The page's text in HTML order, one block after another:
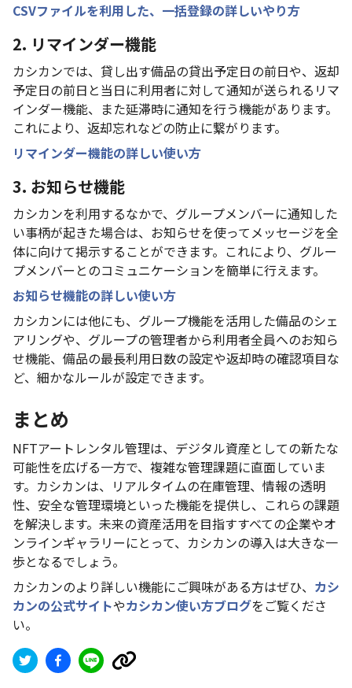
CSVファイルを利用した、一括登録の詳しいやり方
2. リマインダー機能
カシカンでは、貸し出す備品の貸出予定日の前日や、返却
予定日の前日と当日に利用者に対して通知が送られるリマ
インダー機能、また延滞時に通知を行う機能があります。
これにより、返却忘れなどの防止に繋がります。
リマインダー機能の詳しい使い方
3. お知らせ機能
カシカンを利用するなかで、グループメンバーに通知した
い事柄が起きた場合は、お知らせを使ってメッセージを全
体に向けて掲示することができます。これにより、グルー
プメンバーとのコミュニケーションを簡単に行えます。
お知らせ機能の詳しい使い方
カシカンには他にも、グループ機能を活用した備品のシェ
アリングや、グループの管理者から利用者全員へのお知ら
せ機能、備品の最長利用日数の設定や返却時の確認項目な
ど、細かなルールが設定できます。
まとめ
NFTアートレンタル管理は、デジタル資産としての新たな
可能性を広げる一方で、複雑な管理課題に直面していま
す。カシカンは、リアルタイムの在庫管理、情報の透明
性、安全な管理環境といった機能を提供し、これらの課題
を解決します。未来の資産活用を目指すすべての企業やオ
ンラインギャラリーにとって、カシカンの導入は大きな一
歩となるでしょう。
カシカンのより詳しい機能にご興味がある方はぜひ、 カシ
カンの公式サイトやカシカン使い方ブログをご覧くださ
い。